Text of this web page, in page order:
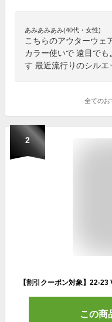
あみあみあみ(40代・女性)
こちらのアウターウェ
カラー使いで 遠目で
す 最近流行りのシルエ
全てのお
2
この商